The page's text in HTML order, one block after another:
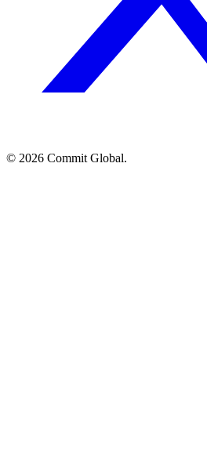
© 2026 Commit Global.